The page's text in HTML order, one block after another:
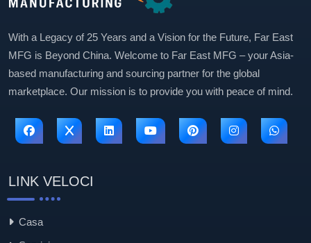
With a Legacy of 25 Years and a Vision for the Future, Far East
MFG is Beyond China. Welcome to Far East MFG – your Asia-
based manufacturing and sourcing partner for the global
marketplace. Our mission is to provide you with peace of mind.
LINK VELOCI
Casa